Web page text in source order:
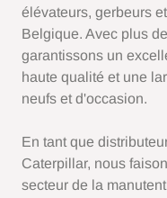
élévateurs, gerbeurs
Belgique. Avec plus
garantissons un
haute qualité et une
neufs et d'occasion.
En tant que
Caterpillar, nous
secteur de la